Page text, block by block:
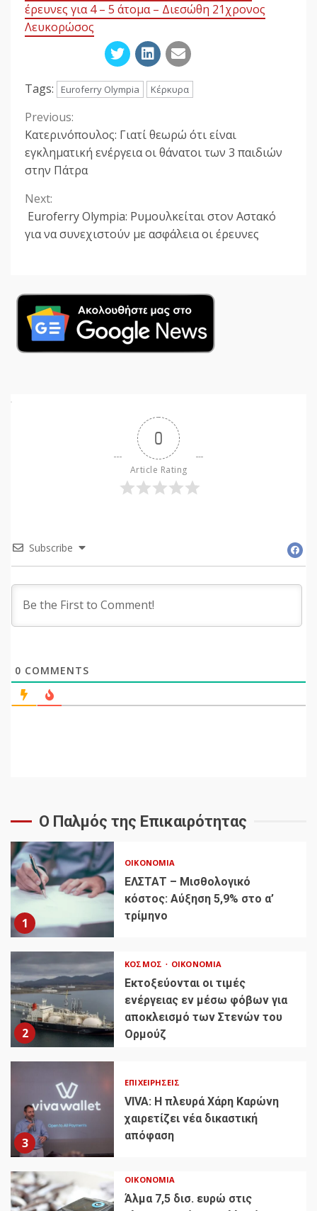
έρευνες για 4 – 5 άτομα – Διεσώθη 21χρονος
Λευκορώσος
Tags: Euroferry Olympia Κέρκυρα
Continue
Reading
Previous:
Κατερινόπουλος: Γιατί θεωρώ ότι είναι
εγκληματική ενέργεια οι θάνατοι των 3 παιδιών
στην Πάτρα
Next:
Euroferry Olympia: Ρυμουλκείται στον Αστακό
για να συνεχιστούν με ασφάλεια οι έρευνες
0
Article Rating
Subscribe
0 COMMENTS
Ο Παλμός της Επικαιρότητας
1
ΟΙΚΟΝΟΜΊΑ
ΕΛΣΤΑΤ – Μισθολογικό
κόστος: Αύξηση 5,9% στο α’
τρίμηνο
2
ΚΌΣΜΟΣ ΟΙΚΟΝΟΜΊΑ
Εκτοξεύονται οι τιμές
ενέργειας εν μέσω φόβων για
αποκλεισμό των Στενών του
Ορμούζ
3
ΕΠΙΧΕΙΡΉΣΕΙΣ
VIVA: Η πλευρά Χάρη Καρώνη
χαιρετίζει νέα δικαστική
απόφαση
ΟΙΚΟΝΟΜΊΑ
Άλμα 7,5 δισ. ευρώ στις